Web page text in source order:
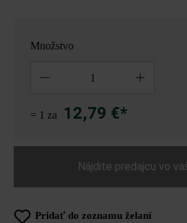
Množstvo
= 1 za 12,79 €*
Nájdite predajcu vo
Pridať do zoznamu želaní